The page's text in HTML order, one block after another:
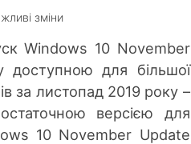
зміни
Windows 10 November
доступною для більшої
за листопад 2019 року –
версією для
10 November Update